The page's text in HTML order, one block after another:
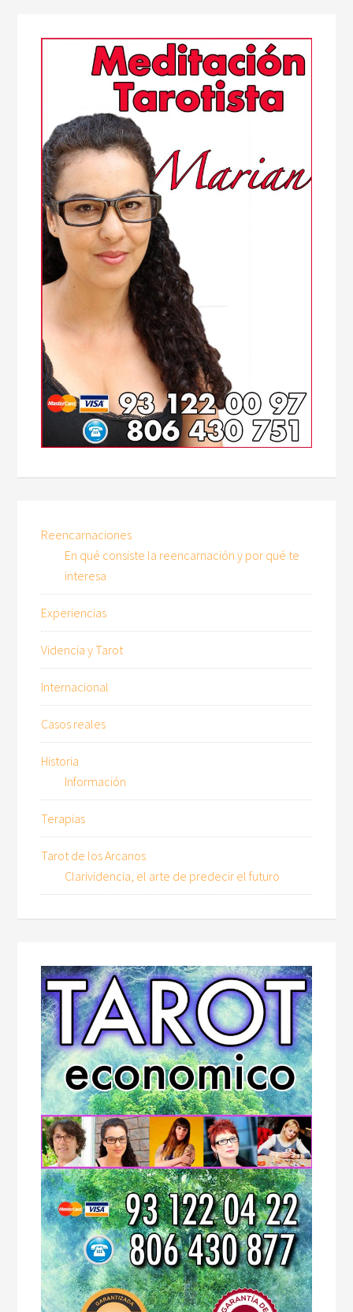
Reencarnaciones
En qué consiste la reencarnación y por qué te
interesa
Experiencias
Videncia y Tarot
Internacional
Casos reales
Historia
Información
Terapias
Tarot de los Arcanos
Clarividencia, el arte de predecir el futuro